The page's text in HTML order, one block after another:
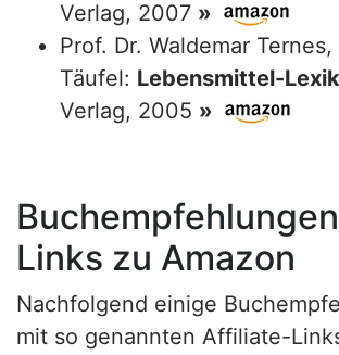
Verlag, 2007 »
Prof. Dr. Waldemar
Täufel: Lebensmittel-
Verlag, 2005 »
Links zu Amazon
Nachfolgend einige
mit so genannten Affiliate-